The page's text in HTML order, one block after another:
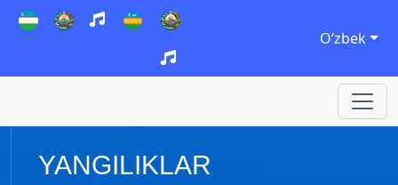
Oʻzbek
YANGILIKLAR